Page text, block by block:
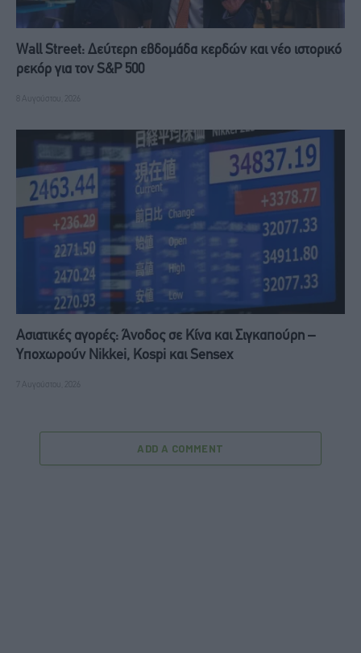
Wall Street: Δεύτερη εβδομάδα κερδών και νέο ιστορικό
ρεκόρ για τον S&P 500
8 Αυγούστου, 2026
Ασιατικές αγορές: Άνοδος σε Κίνα και Σιγκαπούρη –
Υποχωρούν Nikkei, Kospi και Sensex
7 Αυγούστου, 2026
ADD A COMMENT